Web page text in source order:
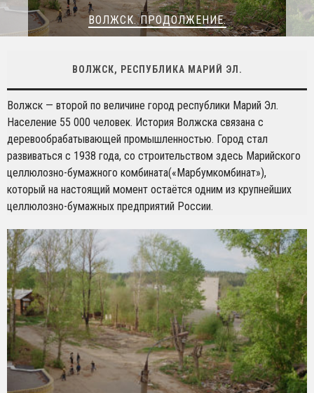
ВОЛЖСК. ПРОДОЛЖЕНИЕ.
ВОЛЖСК, РЕСПУБЛИКА МАРИЙ ЭЛ.
Волжск — второй по величине город республики Марий Эл.
Население 55 000 человек. История Волжска связана с
деревообрабатывающей промышленностью. Город стал
развиваться с 1938 года, со строительством здесь Марийского
целлюлозно-бумажного комбината(«Марбумкомбинат»),
который на настоящий момент остаётся одним из крупнейших
целлюлозно-бумажных предприятий России.